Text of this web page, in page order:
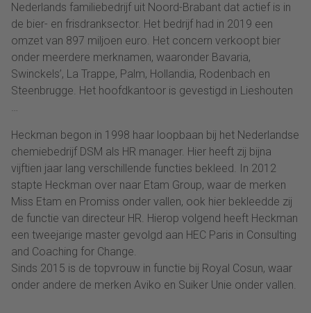
Nederlands familiebedrijf uit Noord-Brabant dat actief is in
de bier- en frisdranksector. Het bedrijf had in 2019 een
omzet van 897 miljoen euro. Het concern verkoopt bier
onder meerdere merknamen, waaronder Bavaria,
Swinckels’, La Trappe, Palm, Hollandia, Rodenbach en
Steenbrugge. Het hoofdkantoor is gevestigd in Lieshouten
…
Heckman begon in 1998 haar loopbaan bij het Nederlandse
chemiebedrijf DSM als HR manager. Hier heeft zij bijna
vijftien jaar lang verschillende functies bekleed. In 2012
stapte Heckman over naar Etam Group, waar de merken
Miss Etam en Promiss onder vallen, ook hier bekleedde zij
de functie van directeur HR. Hierop volgend heeft Heckman
een tweejarige master gevolgd aan HEC Paris in Consulting
and Coaching for Change.
Sinds 2015 is de topvrouw in functie bij Royal Cosun, waar
onder andere de merken Aviko en Suiker Unie onder vallen.